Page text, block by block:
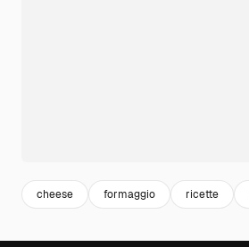
cheese formaggio ricette